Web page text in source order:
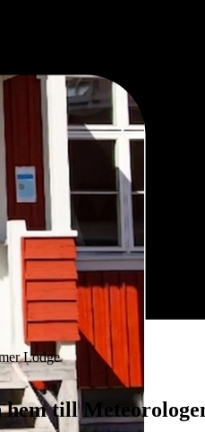
Lodge
hem till